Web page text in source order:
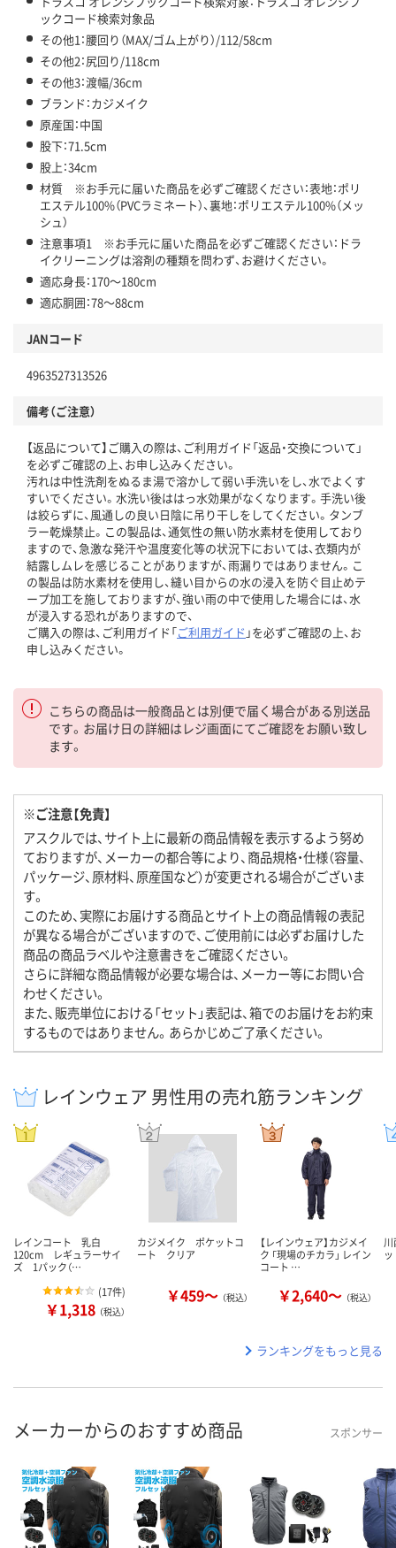
ックコード検索対象品
その他1：腰回り（MAX/ゴム上がり）/112/58cm
その他2：尻回り/118cm
その他3：渡幅/36cm
ブランド：カジメイク
原産国：中国
股下：71.5cm
股上：34cm
材質 ※お手元に届いた商品を必ずご確認ください：表地：ポリ
エステル100%（PVCラミネート）、裏地：ポリエステル100%（メッ
シュ）
注意事項1 ※お手元に届いた商品を必ずご確認ください：ドラ
イクリーニングは溶剤の種類を問わず、お避けください。
適応身長：170～180cm
適応胴囲：78～88cm
JANコード
4963527313526
備考（ご注意）
【返品について】ご購入の際は、ご利用ガイド「返品・交換について」
を必ずご確認の上、お申し込みください。
汚れは中性洗剤をぬるま湯で溶かして弱い手洗いをし、水でよくす
すいでください。水洗い後ははっ水効果がなくなります。手洗い後
は絞らずに、風通しの良い日陰に吊り干しをしてください。タンブ
ラー乾燥禁止。この製品は、通気性の無い防水素材を使用しており
ますので、急激な発汗や温度変化等の状況下においては、衣類内が
結露しムレを感じることがありますが、雨漏りではありません。こ
の製品は防水素材を使用し、縫い目からの水の浸入を防ぐ目止めテ
ープ加工を施しておりますが、強い雨の中で使用した場合には、水
が浸入する恐れがありますので、
ご購入の際は、ご利用ガイド「ご利用ガイド 」を必ずご確認の上、お
申し込みください。
こちらの商品は一般商品とは別便で届く場合がある別送品
です。お届け日の詳細はレジ画面にてご確認をお願い致し
ます。
※ご注意【免責】
アスクルでは、サイト上に最新の商品情報を表示するよう努め
ておりますが、メーカーの都合等により、商品規格・仕様（容量、
パッケージ、原材料、原産国など）が変更される場合がございま
す。
このため、実際にお届けする商品とサイト上の商品情報の表記
が異なる場合がございますので、ご使用前には必ずお届けした
商品の商品ラベルや注意書きをご確認ください。
さらに詳細な商品情報が必要な場合は、メーカー等にお問い合
わせください。
また、販売単位における「セット」表記は、箱でのお届けをお約束
するものではありません。あらかじめご了承ください。
レインウェア 男性用の売れ筋ランキング
レインコート 乳白
120cm レギュラーサイ
ズ 1パック（…
(17件)
￥1,318 （税込）
カジメイク ポケットコ
ート クリア
￥459～ （税込）
【レインウェア】カジメイ
ク 「現場のチカラ」 レイン
コート …
￥2,640～ （税込）
ランキングをもっと見る
メーカーからのおすすめ商品 スポンサー